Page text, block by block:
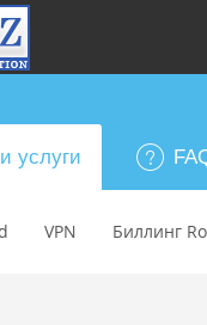
услуги
VPN Биллинг